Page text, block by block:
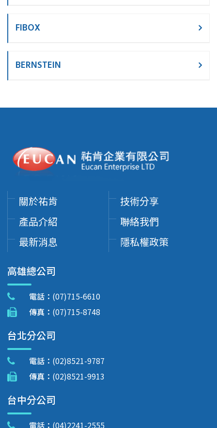
FIBOX
BERNSTEIN
關於祐肯
產品介紹
最新消息
技術分享
聯絡我們
隱私權政策
高雄總公司
電話： (07)715-6610
傳真： (07)715-8748
台北分公司
電話： (02)8521-9787
傳真： (02)8521-9913
台中分公司
電話： (04)2241-2555